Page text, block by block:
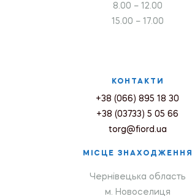
8.00 – 12.00
15.00 – 17.00
КОНТАКТИ
+38 (066) 895 18 30
+38 (03733) 5 05 66
torg@fiord.ua
МІСЦЕ ЗНАХОДЖЕННЯ
Чернівецька область
м. Новоселиця